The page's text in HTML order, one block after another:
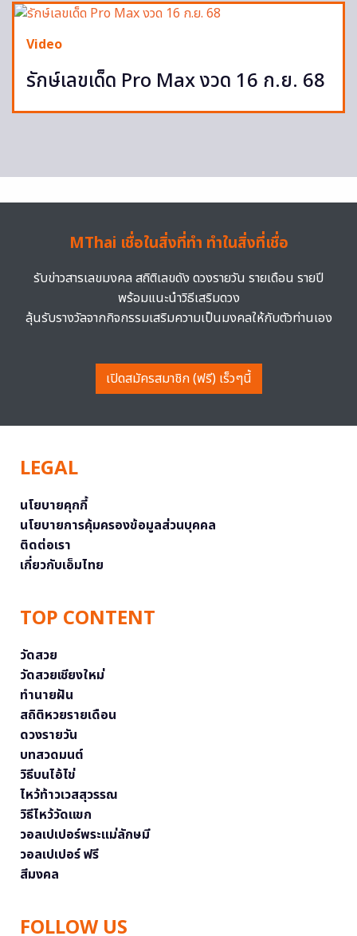
Video
รักษ์เลขเด็ด Pro Max งวด 16 ก.ย. 68
MThai เชื่อในสิ่งที่ทำ ทำในสิ่งที่เชื่อ
รับข่าวสารเลขมงคล สถิติเลขดัง ดวงรายวัน รายเดือน รายปี
พร้อมแนะนำวิธีเสริมดวง
ลุ้นรับรางวัลจากกิจกรรมเสริมความเป็นมงคลให้กับตัวท่านเอง
เปิดสมัครสมาชิก (ฟรี) เร็วๆนี้
LEGAL
นโยบายคุกกี้
นโยบายการคุ้มครองข้อมูลส่วนบุคคล
ติดต่อเรา
เกี่ยวกับเอ็มไทย
TOP CONTENT
วัดสวย
วัดสวยเชียงใหม่
ทำนายฝัน
สถิติหวยรายเดือน
ดวงรายวัน
บทสวดมนต์
วิธีบนไอ้ไข่
ไหว้ท้าวเวสสุวรรณ
วิธีไหว้วัดแขก
วอลเปเปอร์พระแม่ลักษมี
วอลเปเปอร์ ฟรี
สีมงคล
FOLLOW US